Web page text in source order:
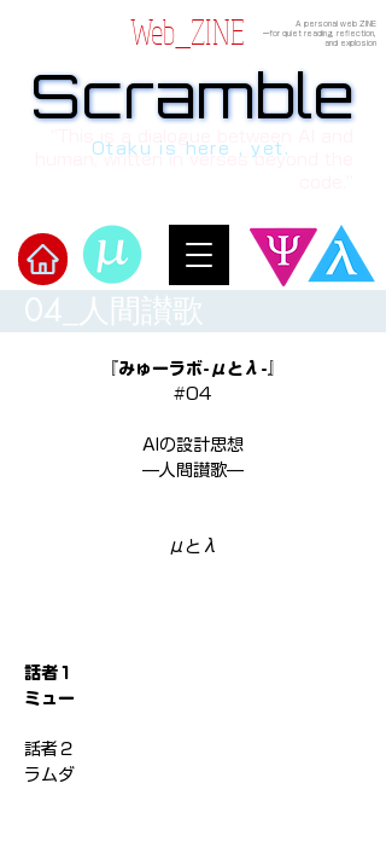
​Scramble
Web_ZINE
A personal web ZINE
ーfor quiet reading, reflection,
and explosion
Scramble
Scramble
human, written in verses beyond the
Otaku is here , yet.
04_人間讃歌
『みゅーラボ-μとλ-』
#04
AIの設計思想
—人間讃歌—
μとλ
話者１
ミュー
話者２
ラムダ